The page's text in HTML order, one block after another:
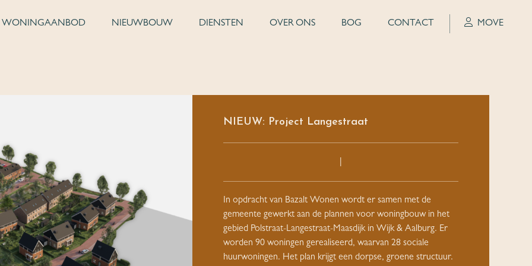
WONINGAANBOD NIEUWBOUW DIENSTEN OVER ONS BOG CONTACT MOVE
NIEUW: Project Langestraat
In opdracht van Bazalt Wonen wordt er samen met de
gemeente gewerkt aan de plannen voor woningbouw in het
gebied Polstraat-Langestraat-Maasdijk in Wijk & Aalburg. Er
worden 90 woningen gerealiseerd, waarvan 28 sociale
huurwoningen. Het plan krijgt een dorpse, groene structuur.